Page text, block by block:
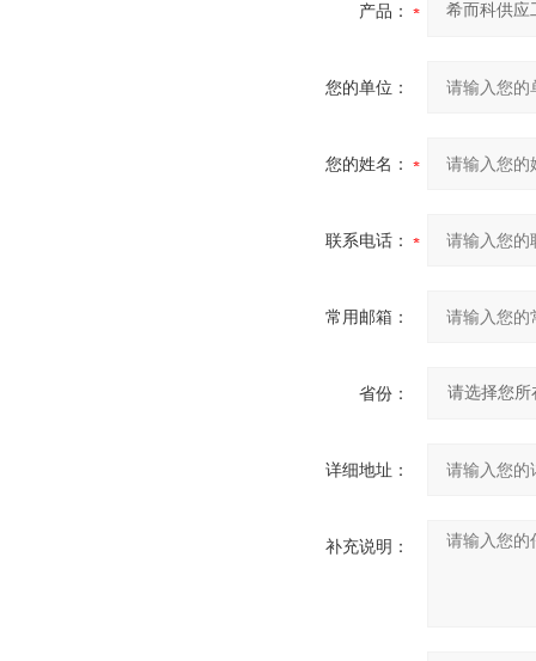
产品：
您的单位：
您的姓名：
联系电话：
常用邮箱：
省份：
详细地址：
补充说明：